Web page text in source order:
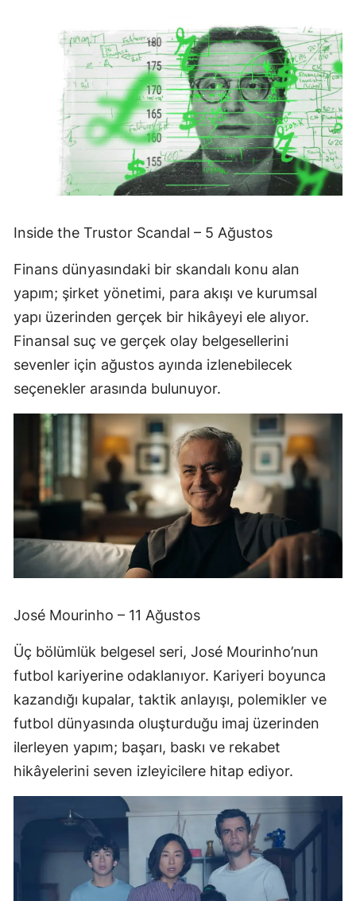
Inside the Trustor Scandal – 5 Ağustos
Finans dünyasındaki bir skandalı konu alan
yapım; şirket yönetimi, para akışı ve kurumsal
yapı üzerinden gerçek bir hikâyeyi ele alıyor.
Finansal suç ve gerçek olay belgesellerini
sevenler için ağustos ayında izlenebilecek
seçenekler arasında bulunuyor.
José Mourinho – 11 Ağustos
Üç bölümlük belgesel seri, José Mourinho’nun
futbol kariyerine odaklanıyor. Kariyeri boyunca
kazandığı kupalar, taktik anlayışı, polemikler ve
futbol dünyasında oluşturduğu imaj üzerinden
ilerleyen yapım; başarı, baskı ve rekabet
hikâyelerini seven izleyicilere hitap ediyor.